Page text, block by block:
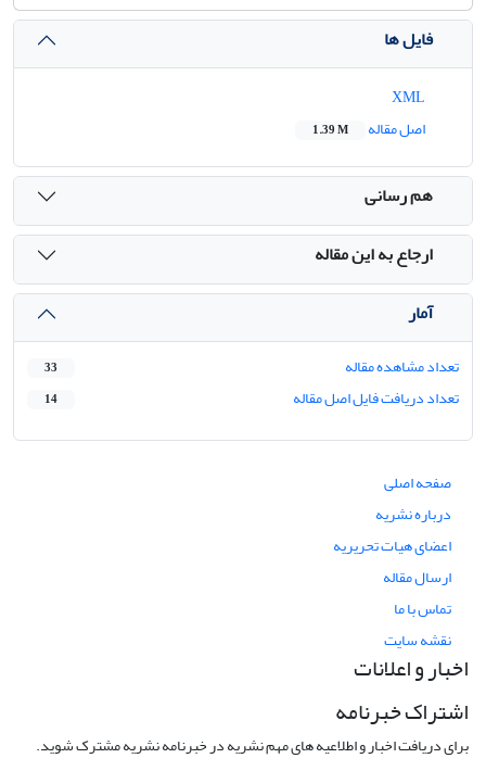
فایل ها
اصل مقاله
1.39 M
هم رسانی
ارجاع به این مقاله
آمار
تعداد مشاهده مقاله 33
تعداد دریافت فایل اصل مقاله 14
صفحه اصلی
درباره نشریه
اعضای هیات تحریریه
ارسال مقاله
تماس با ما
نقشه سایت
اخبار و اعلانات
اشتراک خبرنامه
برای دریافت اخبار و اطلاعیه های مهم نشریه در خبرنامه نشریه مشترک شوید.